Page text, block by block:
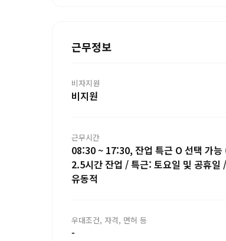
근무정보
비자지원
비지원
근무시간
08:30 ~ 17:30, 잔업 특근 O 선택 가
2.5시간 잔업 / 특근: 토요일 및 공휴일
유동적
우대조건, 자격, 면허 등
-